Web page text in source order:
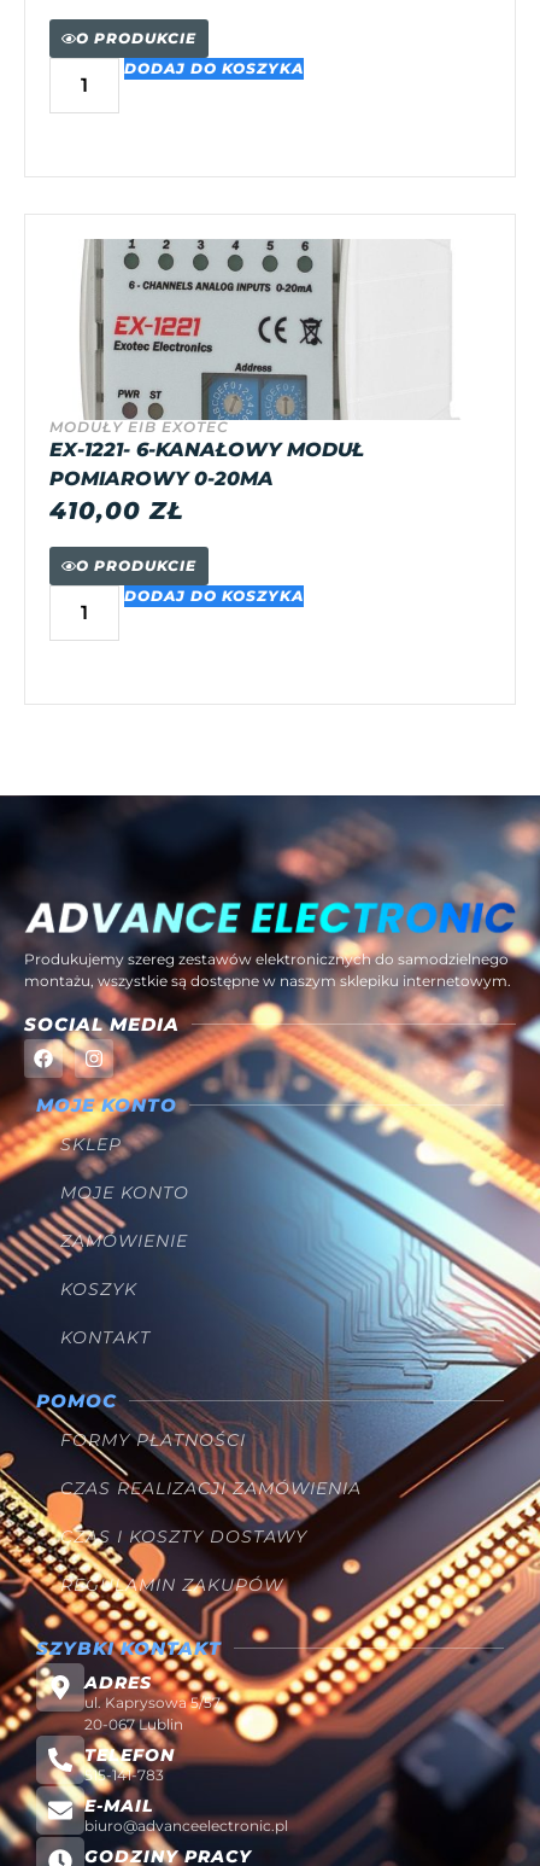
O PRODUKCIE
DODAJ DO KOSZYKA
MODUŁY EIB EXOTEC
EX-1221- 6-KANAŁOWY MODUŁ
POMIAROWY 0-20MA
410,00ZŁ
O PRODUKCIE
DODAJ DO KOSZYKA
Produkujemy szereg zestawów elektronicznych do samodzielnego
montażu, wszystkie są dostępne w naszym sklepiku internetowym.
SOCIAL MEDIA
MOJE KONTO
SKLEP
MOJE KONTO
ZAMÓWIENIE
KOSZYK
KONTAKT
POMOC
FORMY PŁATNOŚCI
CZAS REALIZACJI ZAMÓWIENIA
CZAS I KOSZTY DOSTAWY
REGULAMIN ZAKUPÓW
SZYBKI KONTAKT
ADRES
ul. Kaprysowa 5/57
20-067 Lublin
TELEFON
515-141-783
E-MAIL
biuro@advanceelectronic.pl
GODZINY PRACY